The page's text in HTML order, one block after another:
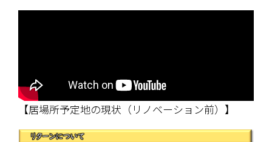
【居場所予定地の現状（リノベーション前）】